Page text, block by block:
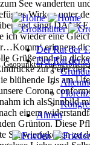
Geopunktur zur
Der Rat der
Der Rat der
Ahnen